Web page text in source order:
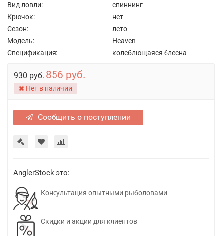
Вид ловли:
спиннинг
Крючок:
нет
Сезон:
лето
Модель:
Heaven
Спецификация:
колеблющаяся блесна
930 руб. 856 руб.
Нет в наличии
Сообщить о поступлении
AnglerStock это:
Консультация опытными рыболовами
Скидки и акции для клиентов